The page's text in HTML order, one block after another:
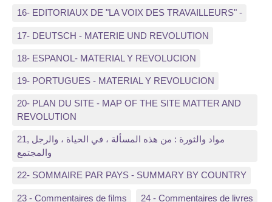
16- EDITORIAUX DE "LA VOIX DES TRAVAILLEURS" -
17- DEUTSCH - MATERIE UND REVOLUTION
18- ESPANOL- MATERIAL Y REVOLUCION
19- PORTUGUES - MATERIAL Y REVOLUCION
20- PLAN DU SITE - MAP OF THE SITE MATTER AND
REVOLUTION
21, مواد والثورة : من هذه المسألة ، في الحياة ، والرجل
والمجتمع
22- SOMMAIRE PAR PAYS - SUMMARY BY COUNTRY
23 - Commentaires de films 24 - Commentaires de livres